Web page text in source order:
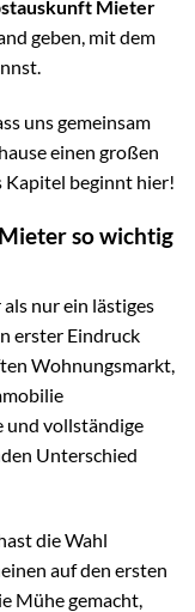
Mieter
geben, mit dem
uns gemeinsam
einen großen
Kapitel beginnt hier!
so wichtig
nur ein lästiges
erster Eindruck
Wohnungsmarkt,
und vollständige
Unterschied
die Wahl
auf den ersten
Mühe gemacht,